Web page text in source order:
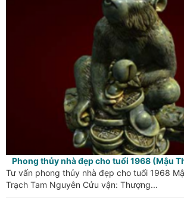
Phong thủy nhà đẹp cho tuổi 1968 (Mậu
Tư vấn phong thủy nhà đẹp cho tuổi 1968
Trạch Tam Nguyên Cửu vận: Thượng...